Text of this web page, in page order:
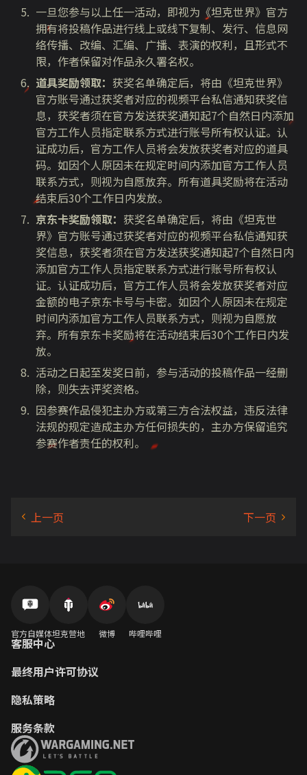
一旦您参与以上任一活动，即视为《坦克世界》官方
拥有将投稿作品进行线上或线下复制、发行、信息网
络传播、改编、汇编、广播、表演的权利，且形式不
限，作者保留对作品永久署名权。
道具奖励领取： 获奖名单确定后，将由《坦克世界》
官方账号通过获奖者对应的视频平台私信通知获奖信
息，获奖者须在官方发送获奖通知起7个自然日内添加
官方工作人员指定联系方式进行账号所有权认证。认
证成功后，官方工作人员将会发放获奖者对应的道具
码。如因个人原因未在规定时间内添加官方工作人员
联系方式，则视为自愿放弃。所有道具奖励将在活动
结束后30个工作日内发放。
京东卡奖励领取： 获奖名单确定后，将由《坦克世
界》官方账号通过获奖者对应的视频平台私信通知获
奖信息，获奖者须在官方发送获奖通知起7个自然日内
添加官方工作人员指定联系方式进行账号所有权认
证。认证成功后，官方工作人员将会发放获奖者对应
金额的电子京东卡号与卡密。如因个人原因未在规定
时间内添加官方工作人员联系方式，则视为自愿放
弃。所有京东卡奖励将在活动结束后30个工作日内发
放。
活动之日起至发奖日前，参与活动的投稿作品一经删
除，则失去评奖资格。
因参赛作品侵犯主办方或第三方合法权益，违反法律
法规的规定造成主办方任何损失的，主办方保留追究
参赛作者责任的权利。
官方自媒体坦克营地 微博 哔哩哔哩
客服中心
最终用户许可协议
隐私策略
服务条款